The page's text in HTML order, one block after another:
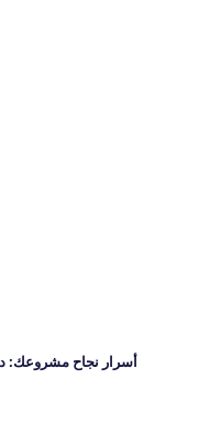
أسرار نجاح مشروعك: